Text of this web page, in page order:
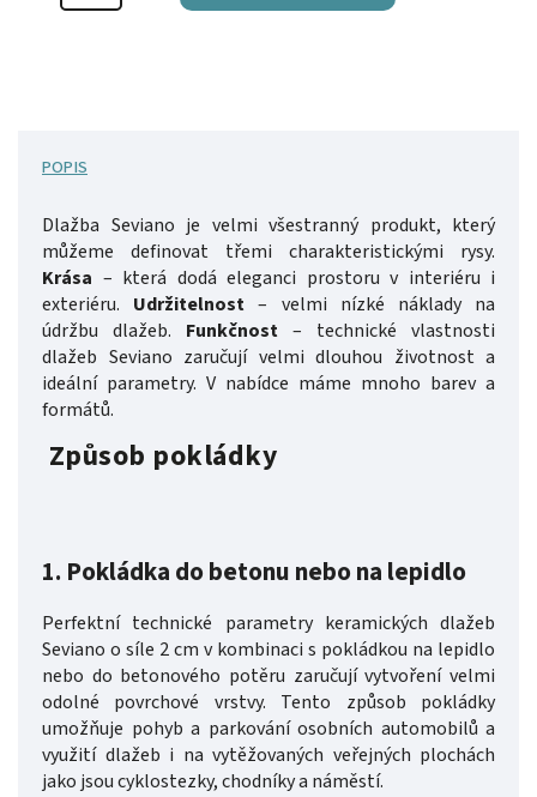
POPIS
Dlažba Seviano je velmi všestranný produkt, který
můžeme definovat třemi charakteristickými rysy.
Krása – která dodá eleganci prostoru v interiéru i
exteriéru. Udržitelnost – velmi nízké náklady na
údržbu dlažeb. Funkčnost – technické vlastnosti
dlažeb Seviano zaručují velmi dlouhou životnost a
ideální parametry. V nabídce máme mnoho barev a
formátů.
Způsob pokládky
1. Pokládka do betonu nebo na lepidlo
Perfektní technické parametry keramických dlažeb
Seviano o síle 2 cm v kombinaci s pokládkou na lepidlo
nebo do betonového potěru zaručují vytvoření velmi
odolné povrchové vrstvy. Tento způsob pokládky
umožňuje pohyb a parkování osobních automobilů a
využití dlažeb i na vytěžovaných veřejných plochách
jako jsou cyklostezky, chodníky a náměstí.